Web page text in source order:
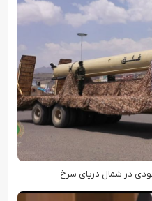
در شمال دریای سرخ